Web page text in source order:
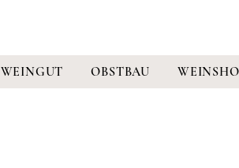
WEINGUT OBSTBAU